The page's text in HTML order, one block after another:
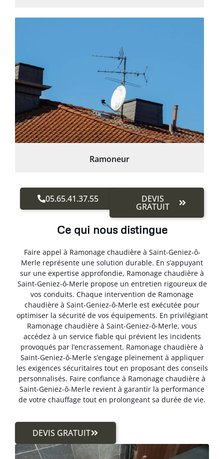
Ramoneur
05.65.41.37.55 DEVIS
GRATUIT
Ce qui nous distingue
Faire appel à Ramonage chaudière à Saint-Geniez-ô-
Merle représente une solution durable. En s’appuyant
sur une expertise approfondie, Ramonage chaudière à
Saint-Geniez-ô-Merle propose un entretien rigoureux de
vos conduits. Chaque intervention de Ramonage
chaudière à Saint-Geniez-ô-Merle est exécutée pour
optimiser la sécurité de vos équipements. En privilégiant
Ramonage chaudière à Saint-Geniez-ô-Merle, vous
accédez à un service fiable qui prévient les incidents
provoqués par l’encrassement. Ramonage chaudière à
Saint-Geniez-ô-Merle s’engage pleinement à appliquer
les exigences sécuritaires tout en proposant des conseils
personnalisés. Faire confiance à Ramonage chaudière à
Saint-Geniez-ô-Merle revient à garantir la performance
de votre chauffage tout en prolongeant sa durée de vie.
DEVIS GRATUIT